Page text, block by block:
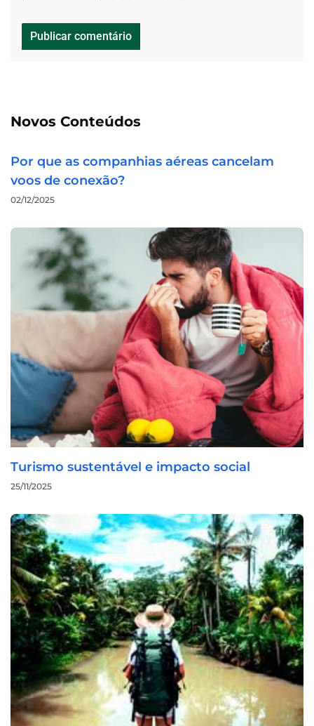
Novos Conteúdos
Por que as companhias aéreas cancelam
voos de conexão?
02/12/2025
Turismo sustentável e impacto social
25/11/2025